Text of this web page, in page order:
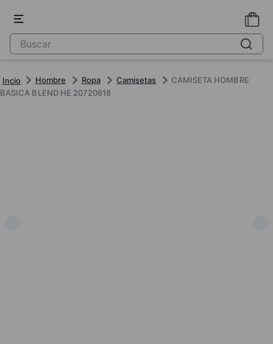
Hombre Ropa Camisetas
CAMISETA HOMBRE
BASICA BLEND HE 20720618